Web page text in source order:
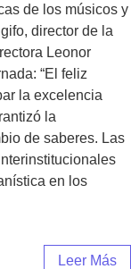
de los músicos y
director de la
Leonor
“El feliz
la excelencia
la
de saberes. Las
en los
Leer Más